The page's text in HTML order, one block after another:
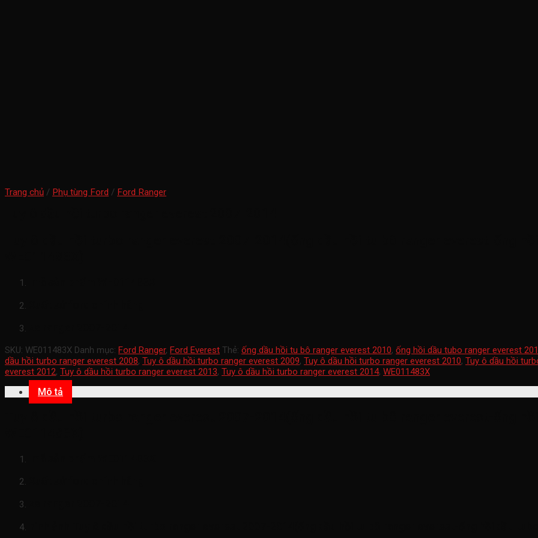
Trang chủ / Phụ tùng Ford / Ford Ranger
SKU: WE011483X Danh mục: Ford Ranger, Ford Everest Thẻ: ống dầu hồi tu bô ranger everest 2010, ống hồi dầu tubo ranger everest
dầu hồi turbo ranger everest 2008, Tuy ô dầu hồi turbo ranger everest 2009, Tuy ô dầu hồi turbo ranger everest 2010, Tuy ô dầu hồi
everest 2012, Tuy ô dầu hồi turbo ranger everest 2013, Tuy ô dầu hồi turbo ranger everest 2014, WE011483X
Mô tả